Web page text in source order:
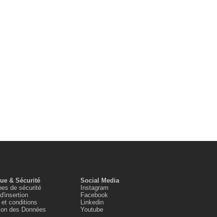
& Sécurité
de sécurité
et conditions
des Données
Social Media
Instagram
Facebook
Linkedin
Youtube